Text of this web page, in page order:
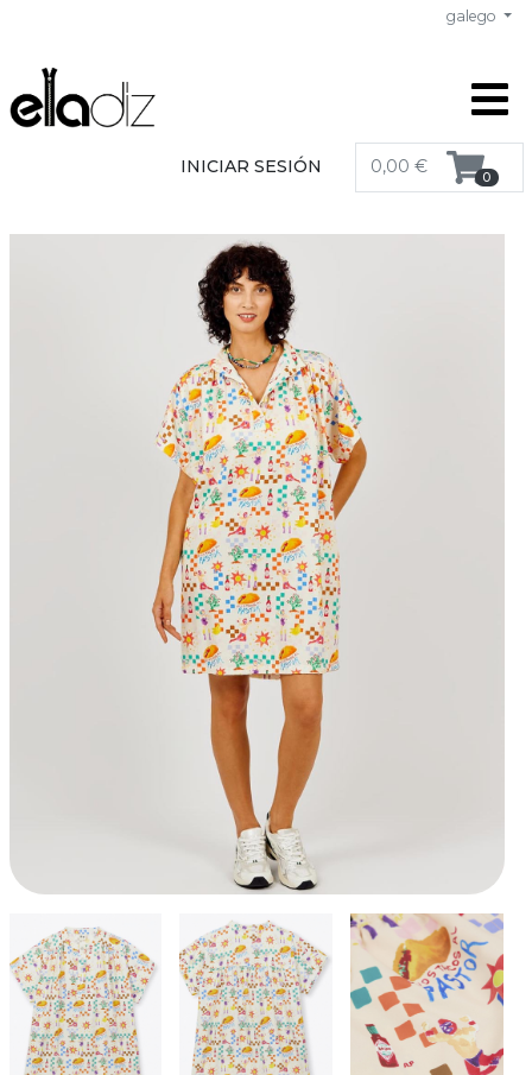
galego
INICIAR SESIÓN 0,00 € 0